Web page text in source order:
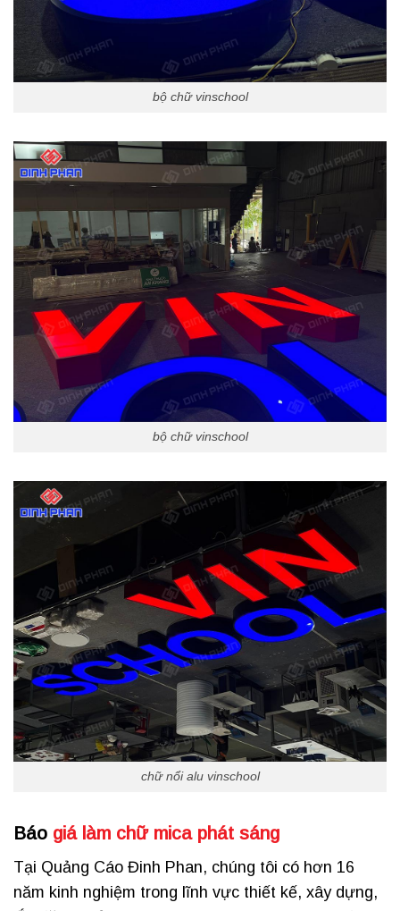
bộ chữ vinschool
bộ chữ vinschool
chữ nổi alu vinschool
Báo giá làm chữ mica phát sáng
Tại Quảng Cáo Đinh Phan, chúng tôi có hơn 16
năm kinh nghiệm trong lĩnh vực thiết kế, xây dựng,